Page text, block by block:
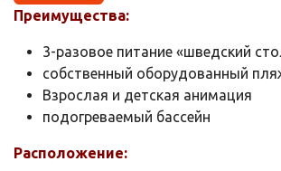
Преимущества:
3-разовое питание «шведский
собственный оборудованный
Взрослая и детская анимация
подогреваемый бассейн
Расположение: